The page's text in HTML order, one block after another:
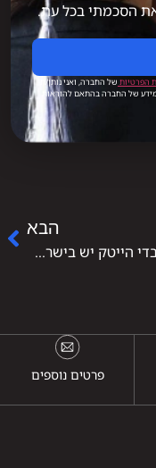
הפרטיות של החברה, ואני נותן/ת
של החברה בהתאם להוראות
הבא
כמה עובדי הייטק יש בישראל – הנתונים, המגמות והמשמעות לעתיד
פרטים נוספים